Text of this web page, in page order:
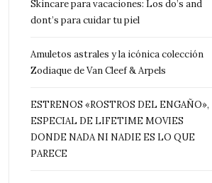
Skincare para vacaciones: Los do’s and
dont’s para cuidar tu piel
Amuletos astrales y la icónica colección
Zodiaque de Van Cleef & Arpels
ESTRENOS «ROSTROS DEL ENGAÑO»,
ESPECIAL DE LIFETIME MOVIES
DONDE NADA NI NADIE ES LO QUE
PARECE